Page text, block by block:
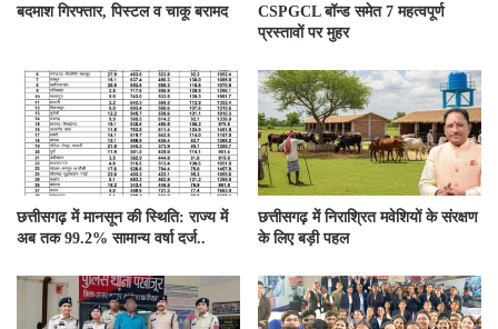
बदमाश गिरफ्तार, पिस्टल व चाकू बरामद
CSPGCL बॉन्ड समेत 7 महत्वपूर्ण
प्रस्तावों पर मुहर
छत्तीसगढ़ में मानसून की स्थिति: राज्य में
अब तक 99.2% सामान्य वर्षा दर्ज..
छत्तीसगढ़ में निराश्रित मवेशियों के संरक्षण
के लिए बड़ी पहल